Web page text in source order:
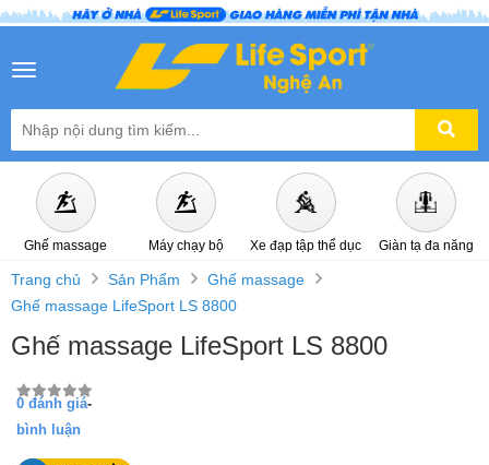
Menu mobile
Ghế massage Máy chạy bộ Xe đạp tập thể dục Giàn tạ đa năng
Trang chủ Sản Phẩm
Ghế massage
Ghế massage LifeSport LS 8800
Ghế massage LifeSport LS 8800
0 đánh giá-
bình luận
số
thuật
chi
tiết
Ghế
massage
LifeSport
LS